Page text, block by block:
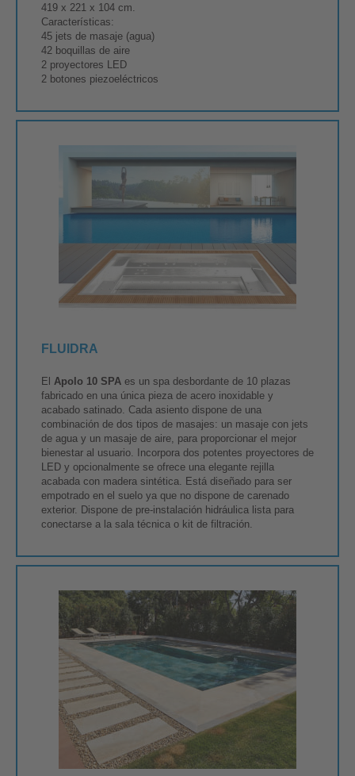
419 x 221 x 104 cm.
Características:
45 jets de masaje (agua)
42 boquillas de aire
2 proyectores LED
2 botones piezoeléctricos
FLUIDRA
El Apolo 10 SPA es un spa desbordante de 10 plazas
fabricado en una única pieza de acero inoxidable y
acabado satinado. Cada asiento dispone de una
combinación de dos tipos de masajes: un masaje con jets
de agua y un masaje de aire, para proporcionar el mejor
bienestar al usuario. Incorpora dos potentes proyectores de
LED y opcionalmente se ofrece una elegante rejilla
acabada con madera sintética. Está diseñado para ser
empotrado en el suelo ya que no dispone de carenado
exterior. Dispone de pre-instalación hidráulica lista para
conectarse a la sala técnica o kit de filtración.